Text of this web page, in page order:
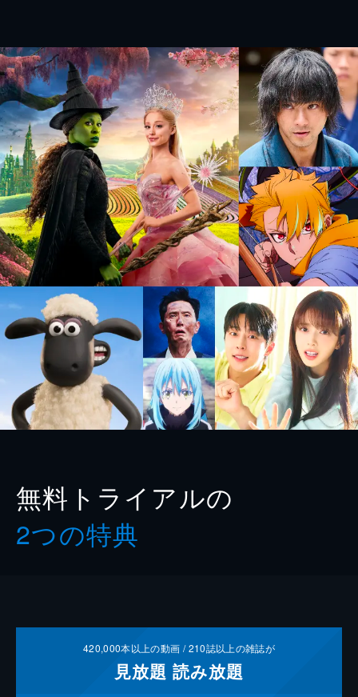
無料トライアルの
2つの特典
420,000本以上の動画 /210誌以上の雑誌が
見放題 読み放題